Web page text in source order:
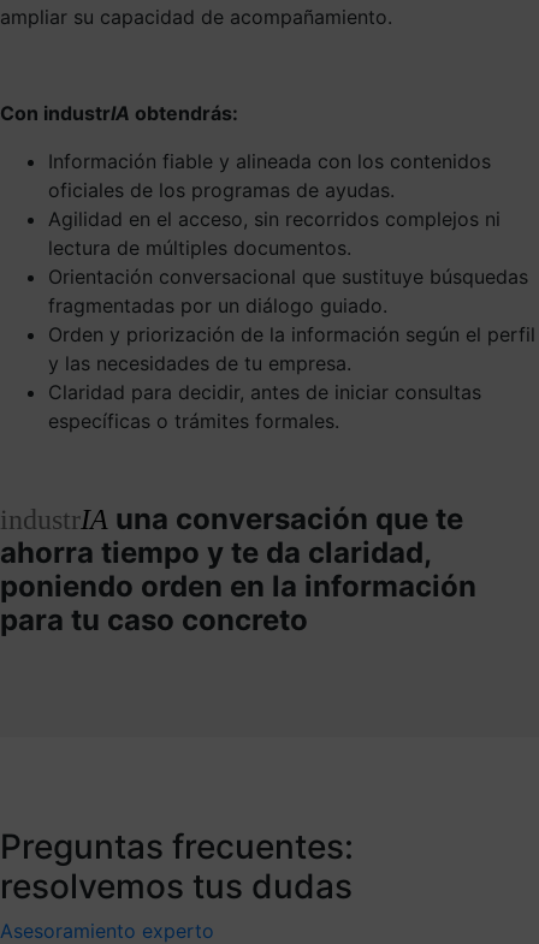
ampliar su capacidad de acompañamiento.
Con industrIA obtendrás:
Información fiable y alineada con los contenidos
oficiales de los programas de ayudas.
Agilidad en el acceso, sin recorridos complejos ni
lectura de múltiples documentos.
Orientación conversacional que sustituye búsquedas
fragmentadas por un diálogo guiado.
Orden y priorización de la información según el perfil
y las necesidades de tu empresa.
Claridad para decidir, antes de iniciar consultas
específicas o trámites formales.
industrIA una conversación que te
ahorra tiempo y te da claridad,
poniendo orden en la información
para tu caso concreto
Preguntas frecuentes:
resolvemos tus dudas
Asesoramiento experto